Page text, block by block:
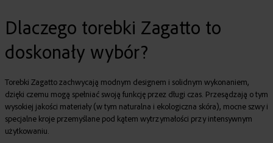
Dlaczego torebki Zagatto to
doskonały wybór?
Torebki Zagatto zachwycają modnym designem i solidnym wykonaniem,
dzięki czemu mogą spełniać swoją funkcję przez długi czas. Przesądzają o tym
wysokiej jakości materiały (w tym naturalna i ekologiczna skóra), mocne szwy i
specjalne kroje przemyślane pod kątem wytrzymałości przy intensywnym
użytkowaniu.